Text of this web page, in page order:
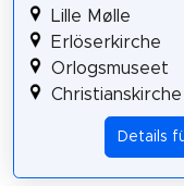
Lille Mølle
Erlöserkirche
Orlogsmuseet
Christianskirche
Details